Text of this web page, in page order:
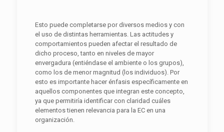
Esto puede completarse por diversos medios y con
el uso de distintas herramientas. Las actitudes y
comportamientos pueden afectar el resultado de
dicho proceso, tanto en niveles de mayor
envergadura (entiéndase el ambiente o los grupos),
como los de menor magnitud (los individuos). Por
esto es importante hacer énfasis específicamente en
aquellos componentes que integran este concepto,
ya que permitiría identificar con claridad cuáles
elementos tienen relevancia para la EC en una
organización.